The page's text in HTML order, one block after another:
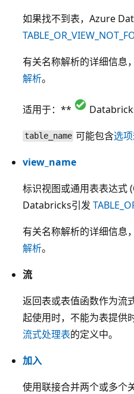
如果找不到表，Azure
有关名称解析的详细信息
解析。
适用于：**
table_name 可能包含选
view_name
标识视图或通用表表达式
Databricks引发
有关名称解析的详细信息
解析。
流
返回表或表值函数作为流
起使用时，不能为表提供
流式处理表的定义中。
加入
使用联接合并两个或多个